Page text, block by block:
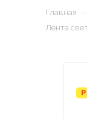
Главная
Лента